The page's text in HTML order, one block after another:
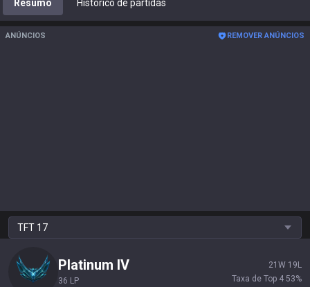
Resumo Histórico de partidas
ANÚNCIOS REMOVER ANÚNCIOS
TFT 17
Platinum IV
36 LP
21 W 19 L
Taxa de Top 4 53%